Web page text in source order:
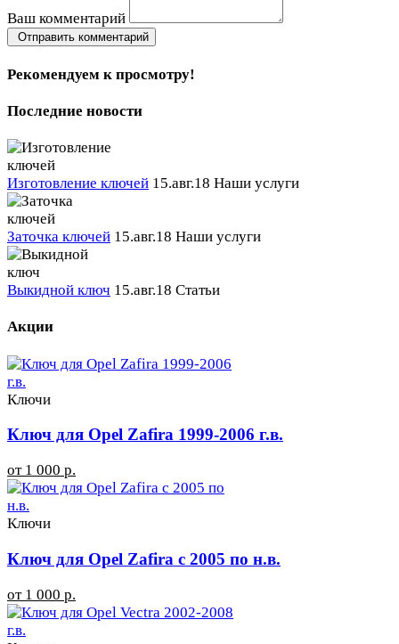
Ваш комментарий
Отправить комментарий
Рекомендуем к просмотру!
Последние новости
Изготовление ключей 15.авг.18 Наши услуги
Заточка ключей 15.авг.18 Наши услуги
Выкидной ключ 15.авг.18 Статьи
Акции
Ключи
Ключ для Opel Zafira 1999-2006 г.в.
от 1 000 р.
Ключи
Ключ для Opel Zafira с 2005 по н.в.
от 1 000 р.